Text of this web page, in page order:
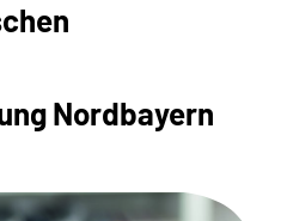
Nordbayern